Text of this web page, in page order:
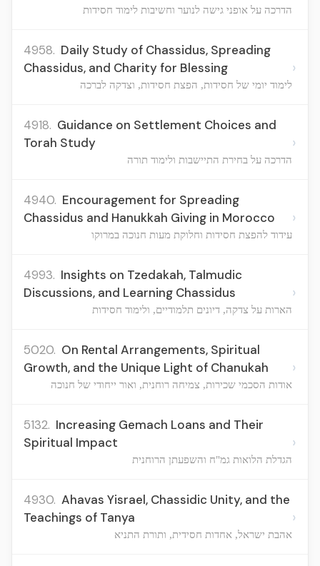
הדרכה על אופני גישה לנוער וחשיבות לימוד חסידות
4958. Daily Study of Chassidus, Spreading
Chassidus, and Charity for Blessing
לימוד יומי של חסידות, הפצת חסידות, וצדקה לברכה
›
4918. Guidance on Settlement Choices and
Torah Study
הדרכה על בחירת התיישבות ולימוד תורה
›
4940. Encouragement for Spreading
Chassidus and Hanukkah Giving in Morocco
עידוד להפצת חסידות וחלוקת מעות חנוכה במרוקו
›
4993. Insights on Tzedakah, Talmudic
Discussions, and Learning Chassidus
הארות על צדקה, דיונים תלמודיים, ולימוד חסידות
›
5020. On Rental Arrangements, Spiritual
Growth, and the Unique Light of Chanukah
אודות הסכמי שכירות, צמיחה רוחנית, ואור ייחודי של חנוכה
›
5132. Increasing Gemach Loans and Their
Spiritual Impact
הגדלת הלואות גמ"ח והשפעתן הרוחנית
›
4930. Ahavas Yisrael, Chassidic Unity, and the
Teachings of Tanya
אהבת ישראל, אחדות חסידית, ותורת התניא
›